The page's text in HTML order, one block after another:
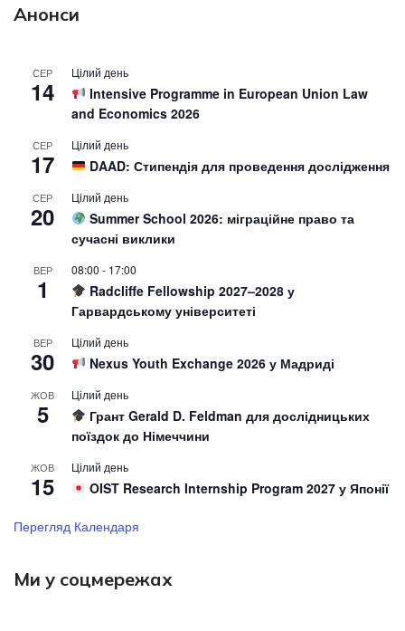
Анонси
СЕР
14
Цілий день
Intensive Programme in European Union Law
and Economics 2026
СЕР
17
Цілий день
DAAD: Стипендія для проведення дослідження
СЕР
20
Цілий день
Summer School 2026: міграційне право та
сучасні виклики
ВЕР
1
08:00 - 17:00
Radcliffe Fellowship 2027–2028 у
Гарвардському університеті
ВЕР
30
Цілий день
Nexus Youth Exchange 2026 у Мадриді
ЖОВ
5
Цілий день
Грант Gerald D. Feldman для дослідницьких
поїздок до Німеччини
ЖОВ
15
Цілий день
OIST Research Internship Program 2027 у Японії
Перегляд Календаря
Ми у соцмережах